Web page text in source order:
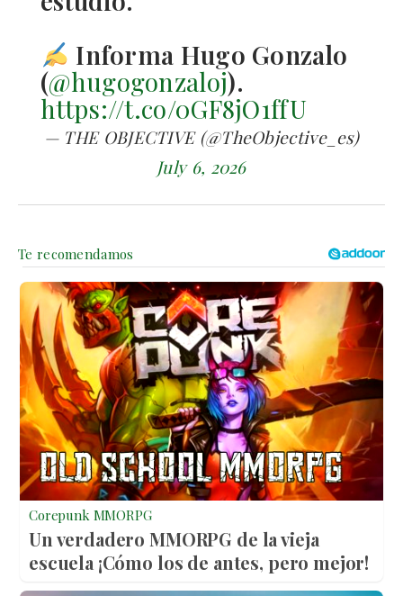
Informa Hugo Gonzalo
(@hugogonzaloj).
https://t.co/0GF8jO1ffU
— THE OBJECTIVE (@TheObjective_es)
July 6, 2026
Corepunk MMORPG
Un verdadero MMORPG de la vieja
escuela ¡Cómo los de antes, pero mejor!